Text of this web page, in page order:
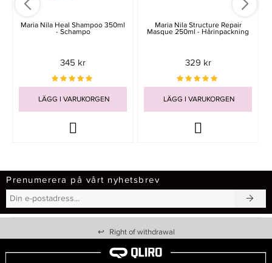
Maria Nila Heal Shampoo 350ml
- Schampo
345 kr
LÄGG I VARUKORGEN
Maria Nila Structure Repair
Masque 250ml - Hårinpackning
329 kr
LÄGG I VARUKORGEN
Prenumerera på vårt nyhetsbrev
↩ Right of withdrawal